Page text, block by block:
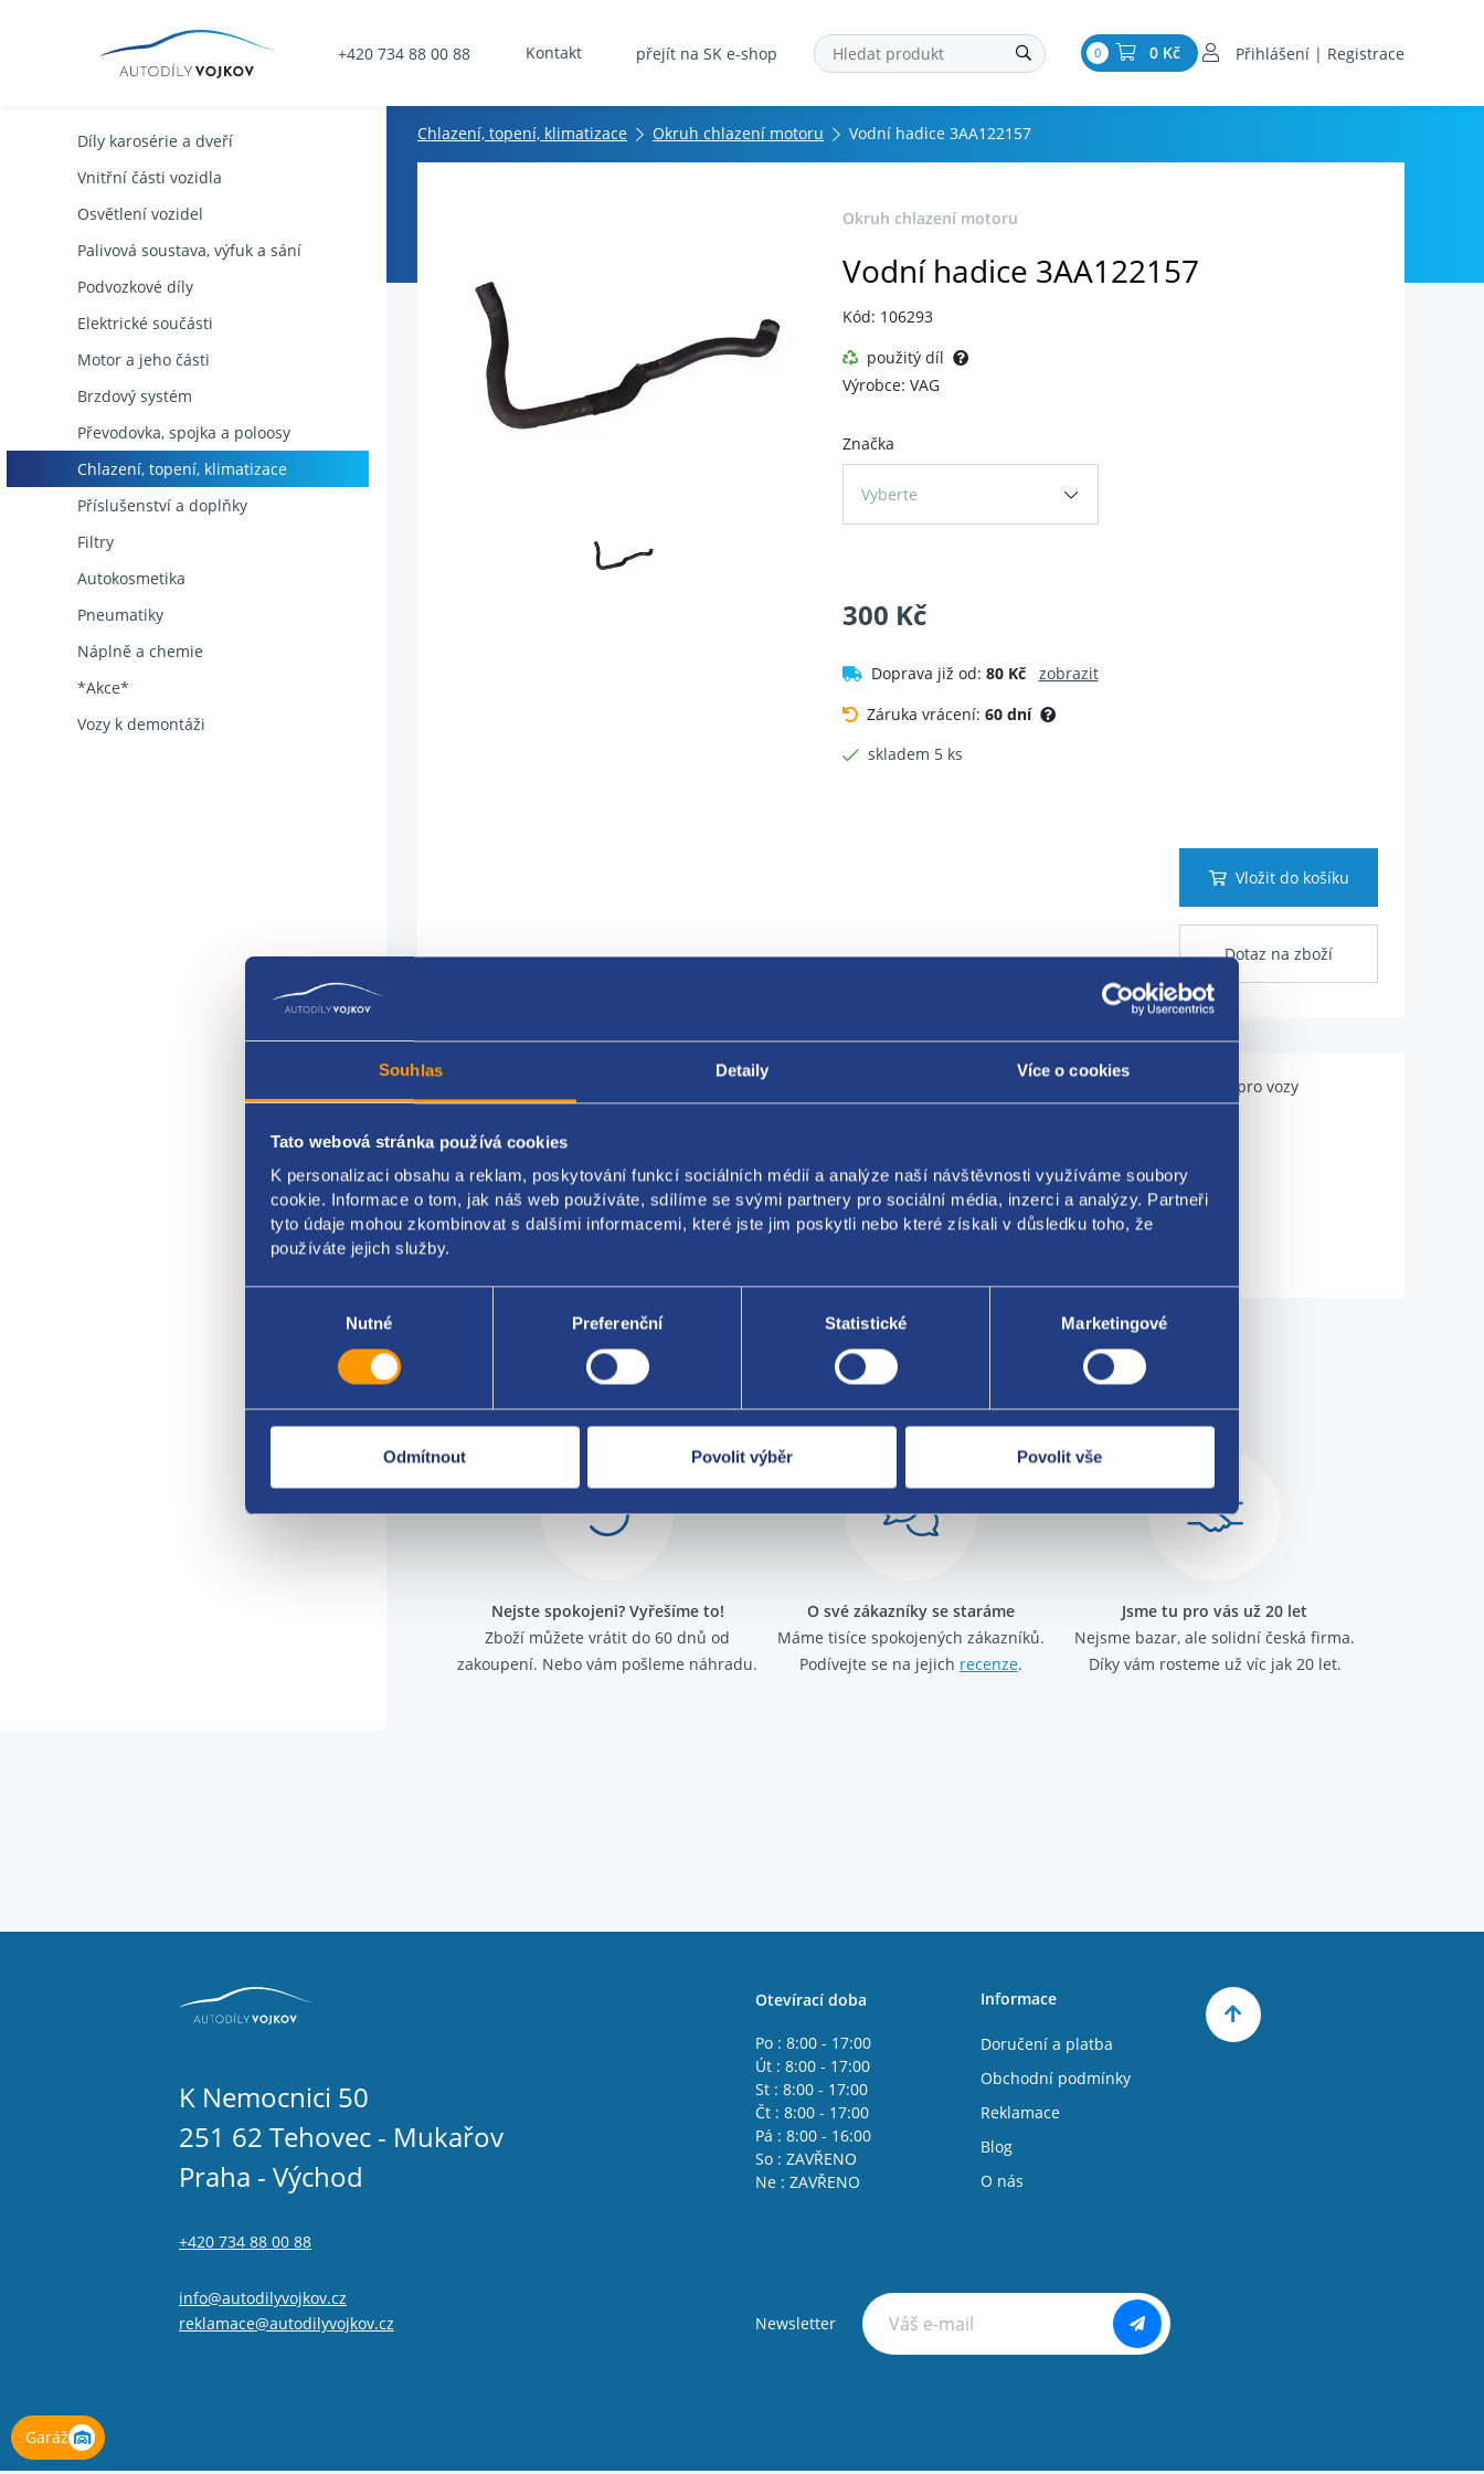
Souhlas Detaily Více o cookies
Tato webová stránka používá cookies
K personalizaci obsahu a reklam, poskytování funkcí sociálních médií a analýze naší návštěvnosti využíváme soubory
cookie. Informace o tom, jak náš web používáte, sdílíme se svými partnery pro sociální média, inzerci a analýzy. Partneři
tyto údaje mohou zkombinovat s dalšími informacemi, které jste jim poskytli nebo které získali v důsledku toho, že
používáte jejich služby.
Nutné Preferenční Statistické Marketingové
Odmítnout Povolit výběr Povolit vše
+420 734 88 00 88 Kontakt přejít na SK e-shop 0 0 Kč Přihlášení | Registrace
Díly karosérie a dveří
Vnitřní části vozidla
Osvětlení vozidel
Palivová soustava, výfuk a sání
Podvozkové díly
Elektrické součásti
Motor a jeho části
Brzdový systém
Převodovka, spojka a poloosy
Chlazení, topení, klimatizace
Příslušenství a doplňky
Filtry
Autokosmetika
Pneumatiky
Náplně a chemie
*Akce*
Vozy k demontáži
Chlazení, topení, klimatizace Okruh chlazení motoru Vodní hadice 3AA122157
Okruh chlazení motoru
Vodní hadice 3AA122157
Kód: 106293
použitý díl
Výrobce: VAG
Značka
Vyberte
300 Kč
Doprava již od: 80 Kč
zobrazit
Záruka vrácení: 60 dní
skladem 5 ks
Vložit do košíku
Dotaz na zboží
Použitelné pro vozy
vodní hadice
VAG originál: 3AA122157
Za kvalitu ručíme!
Nejste spokojeni? Vyřešíme to!
Zboží můžete vrátit do 60 dnů od
zakoupení. Nebo vám pošleme náhradu.
O své zákazníky se staráme
Máme tisíce spokojených zákazníků.
Podívejte se na jejich recenze.
Jsme tu pro vás už 20 let
Nejsme bazar, ale solidní česká firma.
Díky vám rosteme už víc jak 20 let.
Garáž
K Nemocnici 50
251 62 Tehovec - Mukařov
Praha - Východ
+420 734 88 00 88
info@autodilyvojkov.cz
reklamace@autodilyvojkov.cz
Otevírací doba
Po : 8:00 - 17:00
Út : 8:00 - 17:00
St : 8:00 - 17:00
Čt : 8:00 - 17:00
Pá : 8:00 - 16:00
So : ZAVŘENO
Ne : ZAVŘENO
Informace
Doručení a platba
Obchodní podmínky
Reklamace
Blog
O nás
Newsletter